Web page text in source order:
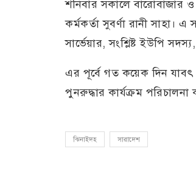
শনিবার সকালে বারোবাজার
কর্মকর্তা সুবর্ণা রানী সাহা।
সার্ভেয়ার, সংশ্লিষ্ট ইউপি
এর পূর্বে গত কয়েক দিন যাবৎ
পুনরুদ্ধার কার্যক্রম
ঝিনাইদহ সারাদেশ